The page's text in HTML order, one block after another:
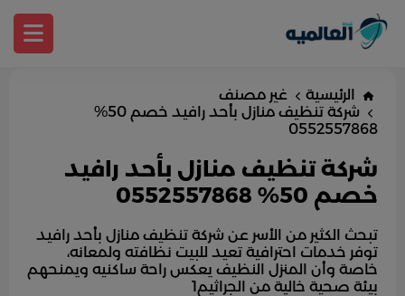
الرئيسية
غير مصنف
شركة تنظيف منازل بأحد رافيد خصم 50%
0552557868
شركة تنظيف منازل بأحد رافيد
خصم 50% 0552557868
تبحث الكثير من الأسر عن شركة تنظيف منازل بأحد رافيد
توفر خدمات احترافية تعيد للبيت نظافته ولمعانه،
خاصة وأن المنزل النظيف يعكس راحة ساكنيه ويمنحهم
بيئة صحية خالية من الجراثيم1